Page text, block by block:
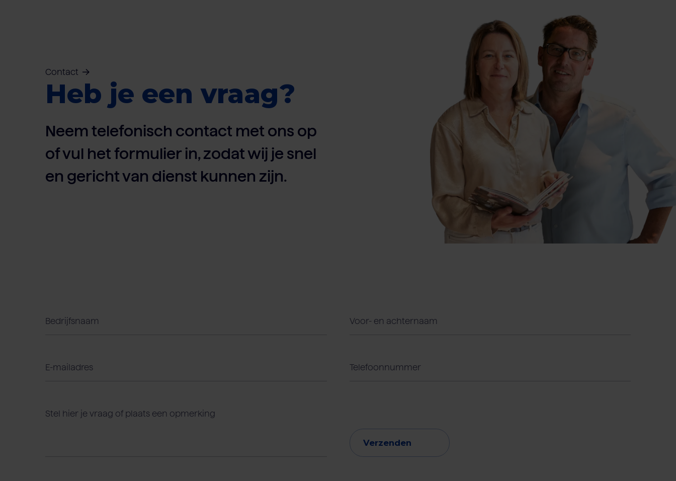
Contact
Heb je een vraag?
Neem telefonisch contact met ons op
of vul het formulier in, zodat wij je snel
en gericht van dienst kunnen zijn.
Verzenden